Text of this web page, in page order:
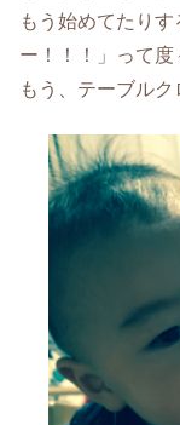
もう始めてたり
ー！！！」って度
もう、テーブルク